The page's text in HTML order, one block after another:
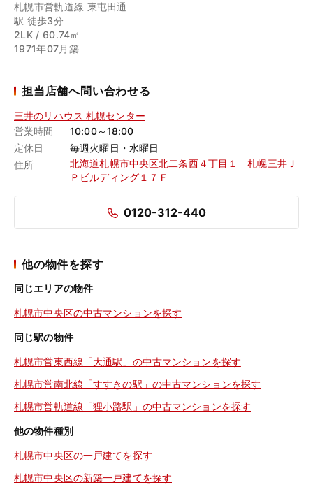
札幌市営軌道線 東屯田通
駅 徒歩3分
2LK / 60.74㎡
1971年07月築
担当店舗へ問い合わせる
三井のリハウス 札幌センター
営業時間
10:00～18:00
定休日
毎週火曜日・水曜日
住所
北海道札幌市中央区北二条西４丁目１ 札幌三井Ｊ
Ｐビルディング１７Ｆ
0120-312-440
他の物件を探す
同じエリアの物件
札幌市中央区の中古マンションを探す
同じ駅の物件
札幌市営東西線「大通駅」の中古マンションを探す
札幌市営南北線「すすきの駅」の中古マンションを探す
札幌市営軌道線「狸小路駅」の中古マンションを探す
他の物件種別
札幌市中央区の一戸建てを探す
札幌市中央区の新築一戸建てを探す